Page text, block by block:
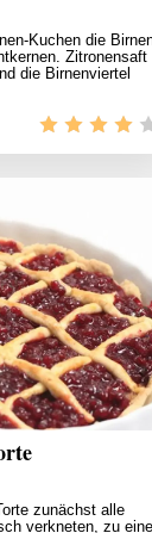
Kuchen die
Zitronensaft
die Birnenviertel
zunächst alle
verkneten, zu